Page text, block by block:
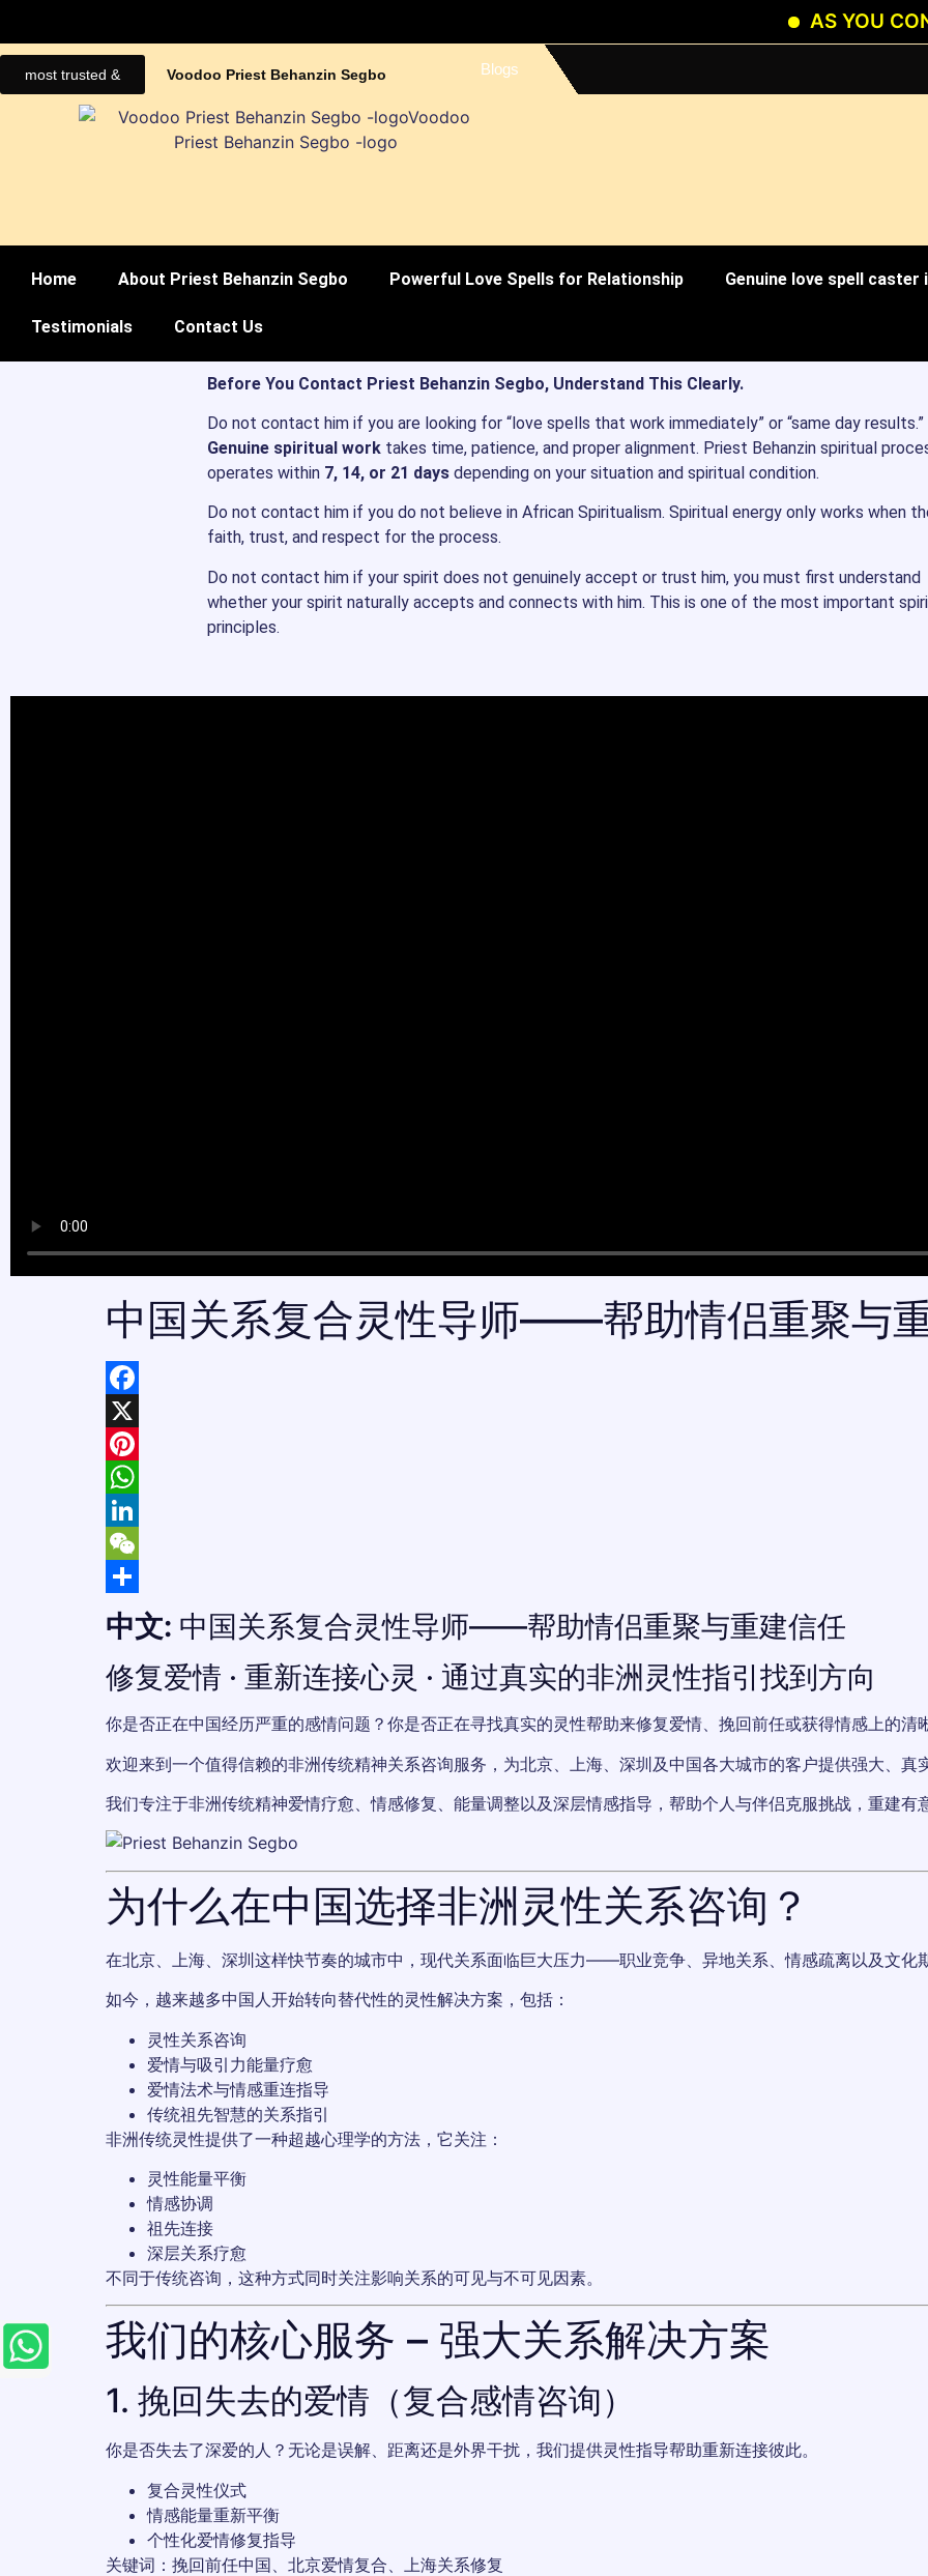
AS YOU
most trusted & Voodoo Priest Behanzin Segbo Blogs
Home About Priest Behanzin Segbo Powerful Love Spells for Relationship Genuine love spell caster
Testimonials Contact Us
Before You Contact Priest Behanzin Segbo, Understand This Clearly.
Do not contact him if you are looking for “love spells that work immediately” or “same day results.”
Genuine spiritual worktakes time, patience, and proper alignment. Priest Behanzin spiritual
operates within 7, 14, or 21 daysdepending on your situation and spiritual condition.
Do not contact him if you do not believe in African Spiritualism. Spiritual energy only works when
faith, trust, and respect for the process.
Do not contact him if your spirit does not genuinely accept or trust him, you must first understand
whether your spirit naturally accepts and connects with him. This is one of the most important
principles.
中国关系复合灵性导师——帮助情侣重聚与
Facebook
X
Pinterest
WhatsApp
LinkedIn
WeChat
Share
中文: 中国关系复合灵性导师——帮助情侣重聚与重建信任
修复爱情 · 重新连接心灵 · 通过真实的非洲灵性指引找到方向
你是否正在中国经历严重的感情问题？你是否正在寻找真实的灵性帮助来修复爱情、挽回前任或获得情感上的清
欢迎来到一个值得信赖的非洲传统精神关系咨询服务，为北京、上海、深圳及中国各大城市的客户提供强大、真
我们专注于非洲传统精神爱情疗愈、情感修复、能量调整以及深层情感指导，帮助个人与伴侣克服挑战，重建有
为什么在中国选择非洲灵性关系咨询？
在北京、上海、深圳这样快节奏的城市中，现代关系面临巨大压力——职业竞争、异地关系、情感疏离以及文化
如今，越来越多中国人开始转向替代性的灵性解决方案，包括：
灵性关系咨询
爱情与吸引力能量疗愈
爱情法术与情感重连指导
传统祖先智慧的关系指引
非洲传统灵性提供了一种超越心理学的方法，它关注：
灵性能量平衡
情感协调
祖先连接
深层关系疗愈
不同于传统咨询，这种方式同时关注影响关系的可见与不可见因素。
我们的核心服务 – 强大关系解决方案
1. 挽回失去的爱情（复合感情咨询）
你是否失去了深爱的人？无论是误解、距离还是外界干扰，我们提供灵性指导帮助重新连接彼此。
复合灵性仪式
情感能量重新平衡
个性化爱情修复指导
关键词：挽回前任中国、北京爱情复合、上海关系修复